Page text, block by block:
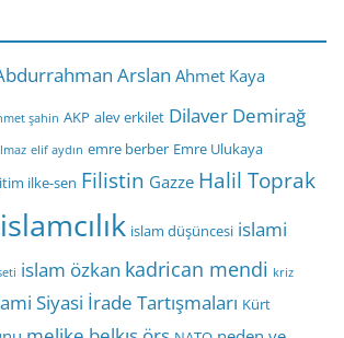
Arslan Ahmet Kaya
şahin AKP alev erkilet Dilaver Demirağ
elif aydın emre berber Emre Ulukaya
ilke-sen Filistin Gazze Halil Toprak
islamcılık islam düşüncesi islami
islam özkan kadrican mendi kriz
Siyasi İrade Tartışmaları Kürt